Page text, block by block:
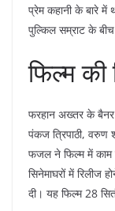
प्रेम कहानी के बारे में
पुल्किल सम्राट के
फिल्म
फरहान अख्तर के बैनर
पंकज त्रिपाठी, वरुण
फजल ने फिल्म में काम
सिनेमाघरों में रिलीज
दी। यह फिल्म 28